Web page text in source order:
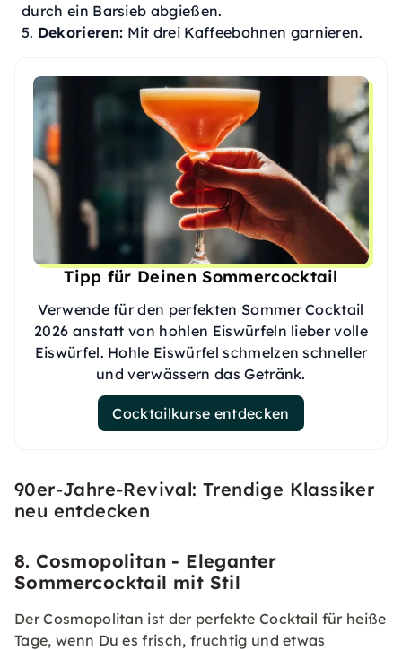
durch ein Barsieb abgießen.
Dekorieren: Mit drei Kaffeebohnen garnieren.
Tipp für Deinen Sommercocktail
Verwende für den perfekten Sommer Cocktail
2026 anstatt von hohlen Eiswürfeln lieber volle
Eiswürfel. Hohle Eiswürfel schmelzen schneller
und verwässern das Getränk.
Cocktailkurse entdecken
90er-Jahre-Revival: Trendige Klassiker
neu entdecken
8. Cosmopolitan - Eleganter
Sommercocktail mit Stil
Der Cosmopolitan ist der perfekte Cocktail für heiße
Tage, wenn Du es frisch, fruchtig und etwas